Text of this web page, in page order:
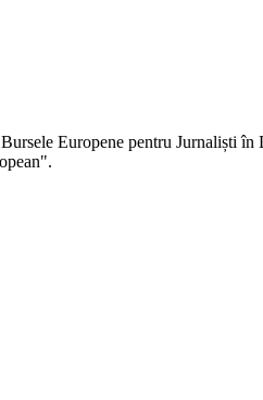
Europene pentru Jurnaliști